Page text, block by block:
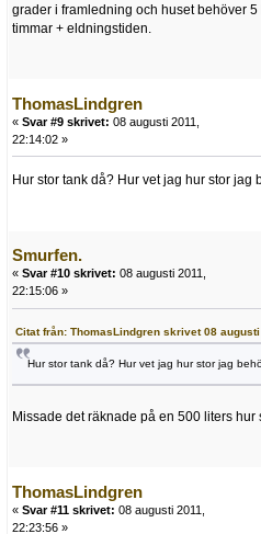
grader i framledning och huset behöver
timmar + eldningstiden.
ThomasLindgren
« Svar #9 skrivet: 08 augusti 2011,
22:14:02 »
Hur stor tank då? Hur vet jag hur stor jag
Smurfen.
« Svar #10 skrivet: 08 augusti 2011,
22:15:06 »
Citat från: ThomasLindgren skrivet 08 augusti
Hur stor tank då? Hur vet jag hur stor jag
Missade det räknade på en 500 liters hur
ThomasLindgren
« Svar #11 skrivet: 08 augusti 2011,
22:23:56 »